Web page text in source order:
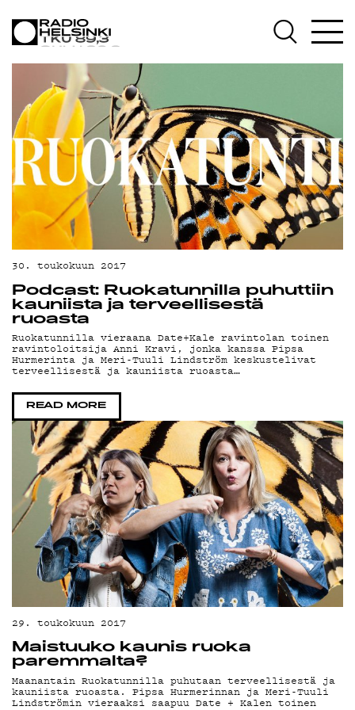
AJANKOHTAISTA
OHJELMAT
TEKIJÄT
ON-DEMAND
PODCAST
MAINOSTA
YHTEYSTIEDOT
G LIVELAB
YSTÄVÄKLUBI
TIETOSUOJA
KIRJAUDU SISÄÄN
30. toukokuun 2017
Podcast: Ruokatunnilla puhuttiin
kauniista ja terveellisestä
ruoasta
Ruokatunnilla vieraana Date+Kale ravintolan toinen
ravintoloitsija Anni Kravi, jonka kanssa Pipsa
Hurmerinta ja Meri-Tuuli Lindström keskustelivat
terveellisestä ja kauniista ruoasta…
READ MORE
29. toukokuun 2017
Maistuuko kaunis ruoka
paremmalta?
Maanantain Ruokatunnilla puhutaan terveellisestä ja
kauniista ruoasta. Pipsa Hurmerinnan ja Meri-Tuuli
Lindströmin vieraaksi saapuu Date + Kalen toinen